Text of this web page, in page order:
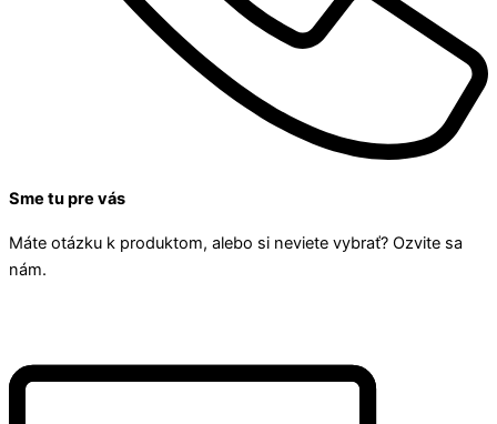
Sme tu pre vás
Máte otázku k produktom, alebo si neviete vybrať? Ozvite sa
nám.